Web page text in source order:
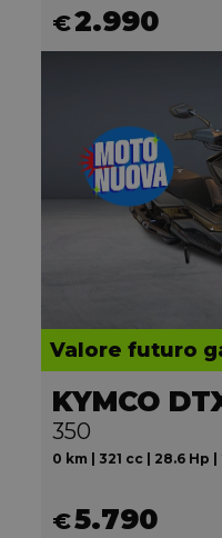
€2.990
Valore futuro
KYMCO
350
0 km | 321 cc | 28.6 Hp |
€5.790